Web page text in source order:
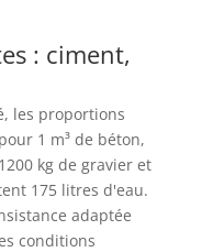
: ciment,
les proportions
1 m³ de béton,
kg de gravier et
175 litres d'eau.
adaptée
conditions